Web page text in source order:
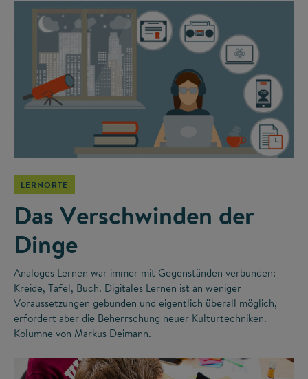
LERNORTE
Das Verschwinden der
Dinge
Analoges Lernen war immer mit Gegenständen verbunden:
Kreide, Tafel, Buch. Digitales Lernen ist an weniger
Voraussetzungen gebunden und eigentlich überall möglich,
erfordert aber die Beherrschung neuer Kulturtechniken.
Kolumne von Markus Deimann.